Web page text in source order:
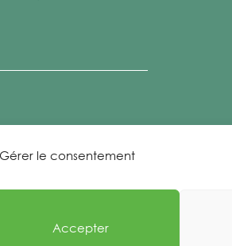
Gérer le consentement
Accepter